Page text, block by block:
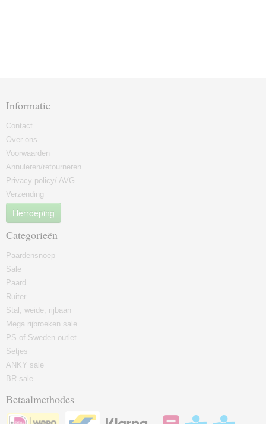
Informatie
Contact
Over ons
Voorwaarden
Annuleren/retourneren
Privacy policy/ AVG
Verzending
Herroeping
Categorieën
Paardensnoep
Sale
Paard
Ruiter
Stal, weide, rijbaan
Mega rijbroeken sale
PS of Sweden outlet
Setjes
ANKY sale
BR sale
Betaalmethodes